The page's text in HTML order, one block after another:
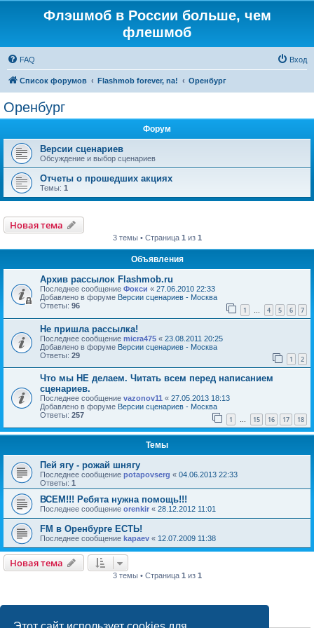
Флэшмоб в России больше, чем
флешмоб
FAQ Вход
Список форумов Flashmob forever, na! Оренбург
Оренбург
Форум
Версии сценариев
Обсуждение и выбор сценариев
Отчеты о прошедших акциях
Темы: 1
Новая тема
3 темы • Страница 1 из 1
Объявления
Архив рассылок Flashmob.ru
Последнее сообщение Фокси « 27.06.2010 22:33
Добавлено в форуме Версии сценариев - Москва
Ответы: 96 1 … 4 5 6 7
Не пришла рассылка!
Последнее сообщение micra475 « 23.08.2011 20:25
Добавлено в форуме Версии сценариев - Москва
Ответы: 29 1 2
Что мы НЕ делаем. Читать всем перед написанием
сценариев.
Последнее сообщение vazonov11 « 27.05.2013 18:13
Добавлено в форуме Версии сценариев - Москва
Ответы: 257 1 … 15 16 17 18
Темы
Пей ягу - рожай шнягу
Последнее сообщение potapovserg « 04.06.2013 22:33
Ответы: 1
ВСЕМ!!! Ребята нужна помощь!!!
Последнее сообщение orenkir « 28.12.2012 11:01
FM в Оренбурге ЕСТЬ!
Последнее сообщение kapaev « 12.07.2009 11:38
Новая тема
3 темы • Страница 1 из 1
ПРАВА ДОСТУПА